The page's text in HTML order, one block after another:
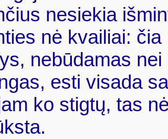
nesiekia
nė kvailiai:
nebūdamas
esti visada
ko stigtų, tas